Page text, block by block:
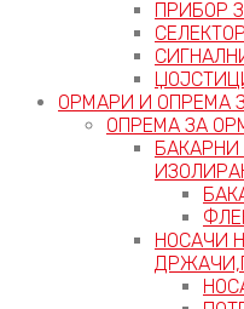
ПРИБОР
ОРМАРИ И ОПРЕМА
ОПРЕМА ЗА
НОСАЧИ